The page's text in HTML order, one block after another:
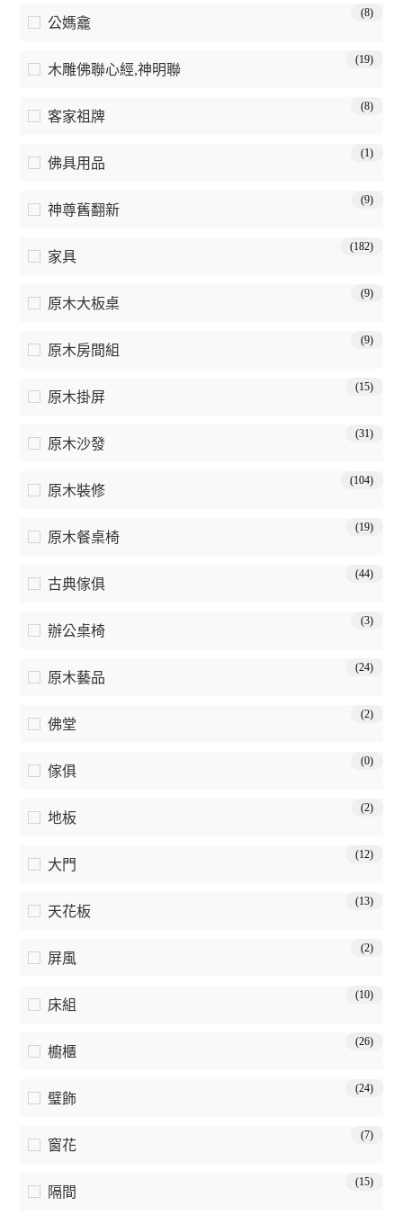
公媽龕
(8)
木雕佛聯心經,神明聯
(19)
客家祖牌
(8)
佛具用品
(1)
神尊舊翻新
(9)
家具
(182)
原木大板桌
(9)
原木房間組
(9)
原木掛屏
(15)
原木沙發
(31)
原木裝修
(104)
原木餐桌椅
(19)
古典傢俱
(44)
辦公桌椅
(3)
原木藝品
(24)
佛堂
(2)
傢俱
(0)
地板
(2)
大門
(12)
天花板
(13)
屏風
(2)
床組
(10)
櫥櫃
(26)
璧飾
(24)
窗花
(7)
隔間
(15)